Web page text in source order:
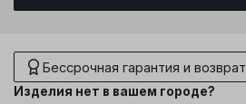
Бессрочная гарантия и возврат
Изделия нет в вашем городе?